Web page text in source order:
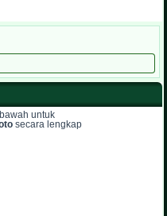
untuk
secara lengkap